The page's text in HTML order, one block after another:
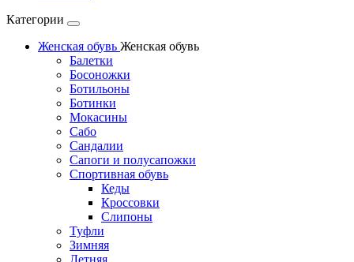
Категории
Женская обувь Женская обувь
Балетки
Босоножки
Ботильоны
Ботинки
Мокасины
Сабо
Сандалии
Сапоги и полусапожки
Спортивная обувь
Кеды
Кроссовки
Слипоны
Туфли
Зимняя
Летняя